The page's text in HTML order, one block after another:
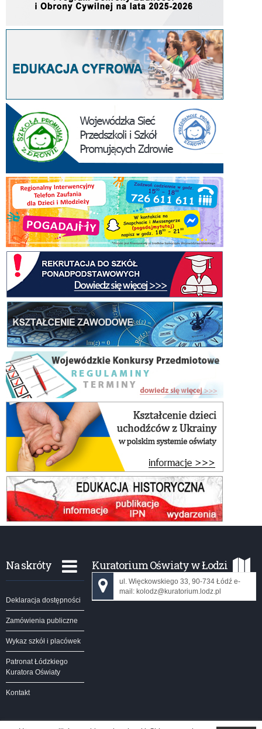
Na skróty
Deklaracja dostępności
Zamówienia publiczne
Wykaz szkół i placówek
Patronat Łódzkiego
Kuratora Oświaty
Kontakt
Kuratorium Oświaty w Łodzi
ul. Więckowskiego 33, 90-734 Łódź e-
mail: kolodz@kuratorium.lodz.pl